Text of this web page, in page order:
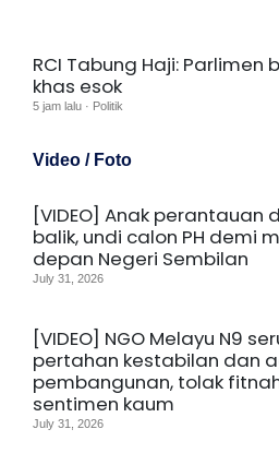
RCI Tabung Haji: Parlimen
khas esok
5 jam lalu · Politik
Video / Foto
[VIDEO] Anak perantauan
balik, undi calon PH demi
depan Negeri Sembilan
July 31, 2026
[VIDEO] NGO Melayu N9
pertahan kestabilan dan
pembangunan, tolak
sentimen kaum
July 31, 2026